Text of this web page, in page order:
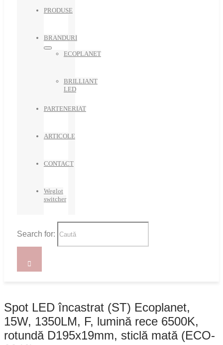
PRODUSE
BRANDURI
ECOPLANET
BRILLIANT
LED
PARTENERIAT
ARTICOLE
CONTACT
Weglot
switcher
Search for:
Spot LED încastrat (ST) Ecoplanet,
15W, 1350LM, F, lumină rece 6500K,
rotundă D195x19mm, sticlă mată (ECO-